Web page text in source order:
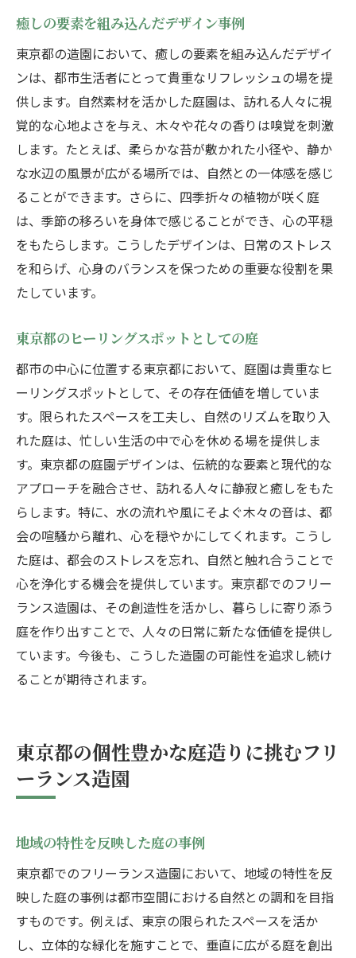
癒しの要素を組み込んだデザイン事例
東京都の造園において、癒しの要素を組み込んだデザイ
ンは、都市生活者にとって貴重なリフレッシュの場を提
供します。自然素材を活かした庭園は、訪れる人々に視
覚的な心地よさを与え、木々や花々の香りは嗅覚を刺激
します。たとえば、柔らかな苔が敷かれた小径や、静か
な水辺の風景が広がる場所では、自然との一体感を感じ
ることができます。さらに、四季折々の植物が咲く庭
は、季節の移ろいを身体で感じることができ、心の平穏
をもたらします。こうしたデザインは、日常のストレス
を和らげ、心身のバランスを保つための重要な役割を果
たしています。
東京都のヒーリングスポットとしての庭
都市の中心に位置する東京都において、庭園は貴重なヒ
ーリングスポットとして、その存在価値を増していま
す。限られたスペースを工夫し、自然のリズムを取り入
れた庭は、忙しい生活の中で心を休める場を提供しま
す。東京都の庭園デザインは、伝統的な要素と現代的な
アプローチを融合させ、訪れる人々に静寂と癒しをもた
らします。特に、水の流れや風にそよぐ木々の音は、都
会の喧騒から離れ、心を穏やかにしてくれます。こうし
た庭は、都会のストレスを忘れ、自然と触れ合うことで
心を浄化する機会を提供しています。東京都でのフリー
ランス造園は、その創造性を活かし、暮らしに寄り添う
庭を作り出すことで、人々の日常に新たな価値を提供し
ています。今後も、こうした造園の可能性を追求し続け
ることが期待されます。
東京都の個性豊かな庭造りに挑むフリ
ーランス造園
地域の特性を反映した庭の事例
東京都でのフリーランス造園において、地域の特性を反
映した庭の事例は都市空間における自然との調和を目指
すものです。例えば、東京の限られたスペースを活か
し、立体的な緑化を施すことで、垂直に広がる庭を創出